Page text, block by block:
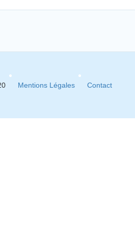
Mentions Légales Contact